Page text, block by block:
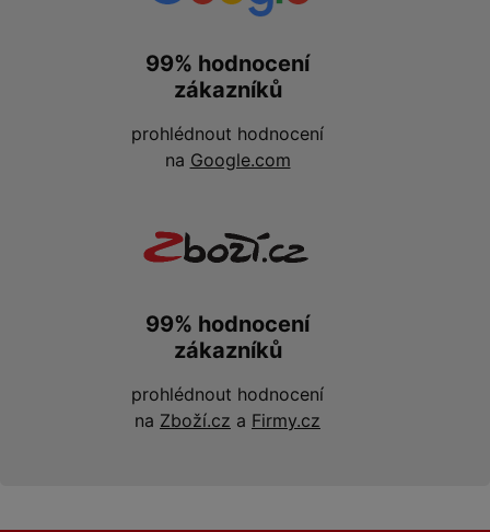
99% hodnocení
zákazníků
prohlédnout hodnocení
na Google.com
99% hodnocení
zákazníků
prohlédnout hodnocení
na Zboží.cz a Firmy.cz